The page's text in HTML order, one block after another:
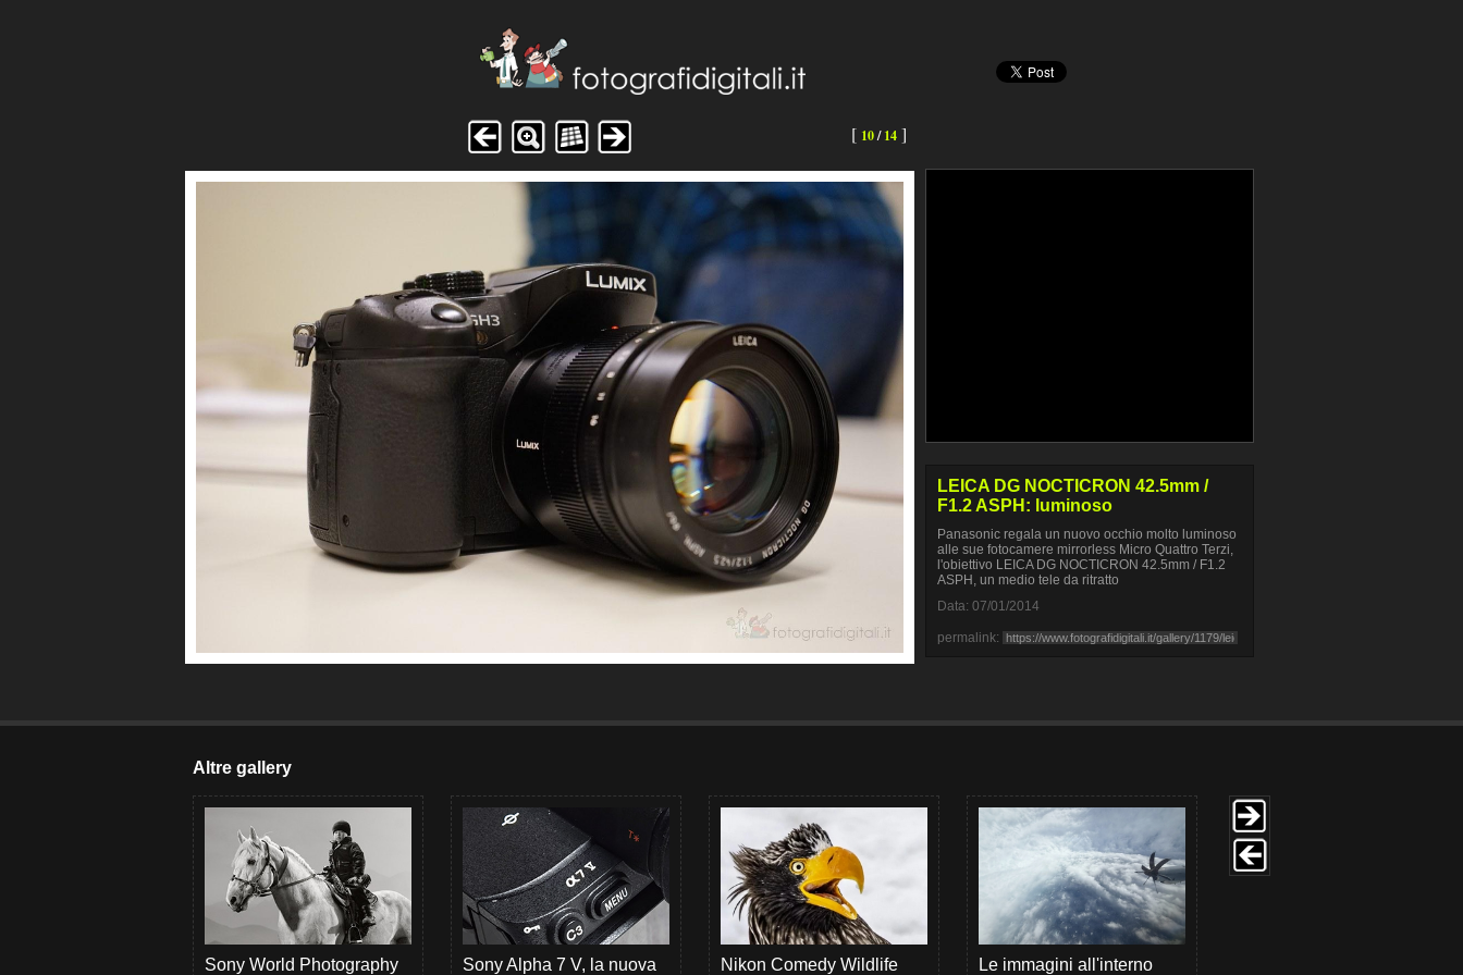
[ 10/14]
LEICA DG NOCTICRON 42.5mm /
F1.2 ASPH: luminoso
Panasonic regala un nuovo occhio molto luminoso
alle sue fotocamere mirrorless Micro Quattro Terzi,
l'obiettivo LEICA DG NOCTICRON 42.5mm / F1.2
ASPH, un medio tele da ritratto
Data: 07/01/2014
permalink:
Altre gallery
Sony World Photography Sony Alpha 7 V, la nuova Nikon Comedy Wildlife Le immagini all'interno